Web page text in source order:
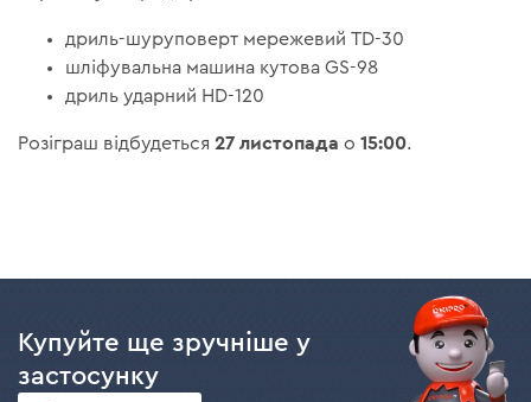
дриль-шуруповерт мережевий TD-30
шліфувальна машина кутова GS-98
дриль ударний HD-120
Розіграш відбудеться27 листопада о15:00.
Купуйте ще зручніше у
застосунку